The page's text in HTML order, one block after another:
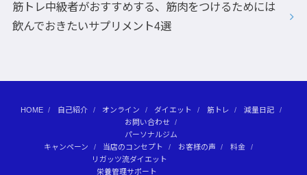
筋トレ中級者がおすすめする、筋肉をつけるためには
飲んでおきたいサプリメント4選
HOME 自己紹介 オンライン ダイエット 筋トレ
減量日記
お問い合わせ
パーソナルジム
キャンペーン
当店のコンセプト お客様の声
料金
リガッツ流ダイエット
栄養管理サポート